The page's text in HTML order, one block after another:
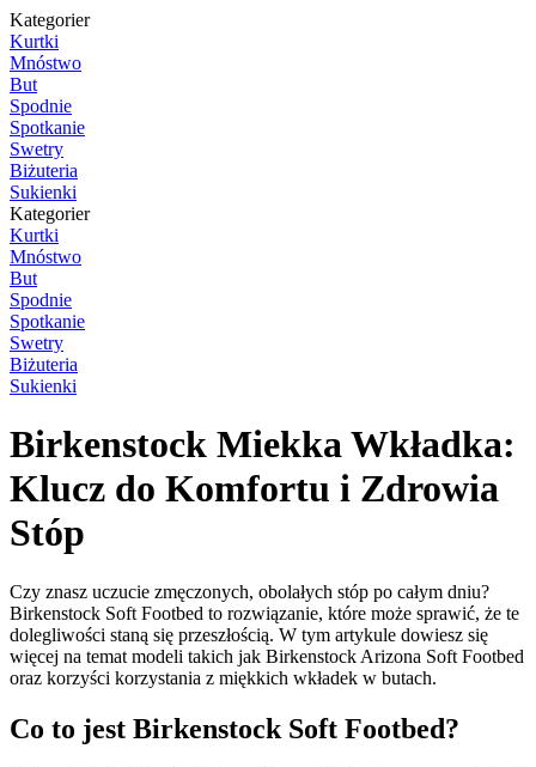
Kategorier
Kurtki
Mnóstwo
But
Spodnie
Spotkanie
Swetry
Biżuteria
Sukienki
Kategorier
Kurtki
Mnóstwo
But
Spodnie
Spotkanie
Swetry
Biżuteria
Sukienki
Birkenstock Miekka Wkładka:
Klucz do Komfortu i Zdrowia
Stóp
Czy znasz uczucie zmęczonych, obolałych stóp po całym dniu?
Birkenstock Soft Footbed to rozwiązanie, które może sprawić, że te
dolegliwości staną się przeszłością. W tym artykule dowiesz się
więcej na temat modeli takich jak Birkenstock Arizona Soft Footbed
oraz korzyści korzystania z miękkich wkładek w butach.
Co to jest Birkenstock Soft Footbed?